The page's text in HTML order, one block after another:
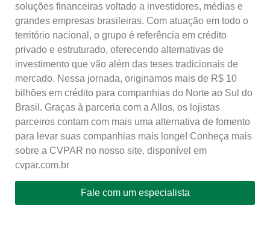
soluções financeiras voltado a investidores, médias e
grandes empresas brasileiras. Com atuação em todo o
território nacional, o grupo é referência em crédito
privado e estruturado, oferecendo alternativas de
investimento que vão além das teses tradicionais de
mercado. Nessa jornada, originamos mais de R$ 10
bilhões em crédito para companhias do Norte ao Sul do
Brasil. Graças à parceria com a Allos, os lojistas
parceiros contam com mais uma alternativa de fomento
para levar suas companhias mais longe! Conheça mais
sobre a CVPAR no nosso site, disponível em
cvpar.com.br
Fale com um especialista